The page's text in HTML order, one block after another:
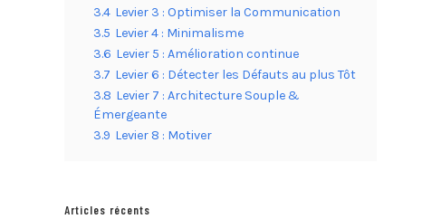
3.4 Levier 3 : Optimiser la Communication
3.5 Levier 4 : Minimalisme
3.6 Levier 5 : Amélioration continue
3.7 Levier 6 : Détecter les Défauts au plus Tôt
3.8 Levier 7 : Architecture Souple &
Émergeante
3.9 Levier 8 : Motiver
Articles récents